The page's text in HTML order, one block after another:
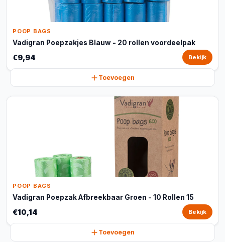
POOP BAGS
Vadigran Poepzakjes Blauw - 20 rollen voordeelpak
€9,94 Bekijk
Toevoegen
POOP BAGS
Vadigran Poepzak Afbreekbaar Groen - 10 Rollen 15
€10,14 Bekijk
Toevoegen